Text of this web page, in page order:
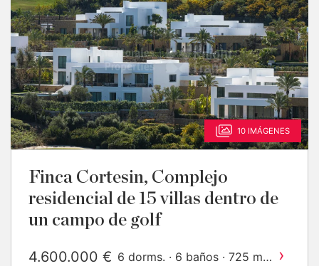
10 IMÁGENES
Finca Cortesin, Complejo
residencial de 15 villas dentro de
un campo de golf
4.600.000 € 6 dorms. · 6 baños · 725 m ›